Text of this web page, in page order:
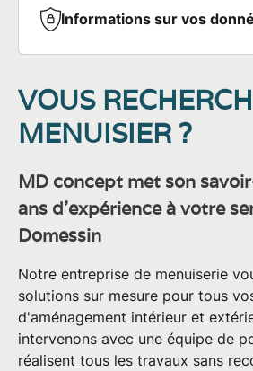
Informations sur vos
Vos données personnelles sont
le traitement de votre demande
Vous disposez de droits sur vos
droit de rectification ; un droit
droit à la limitation du traitement
portabilité de vos données ; un
d'opposition ; un droit de
des directives post-mortem.
Pour en savoir plus sur le
données et l'exercice de vos
notre
Politique de confidentialité
VOUS
MENUISIER ?
MD concept met son
ans d'expérience à votre
Domessin
Notre entreprise de menuiserie
solutions sur mesure pour tous
d'aménagement intérieur et
intervenons avec une équipe de
réalisent tous les travaux sans